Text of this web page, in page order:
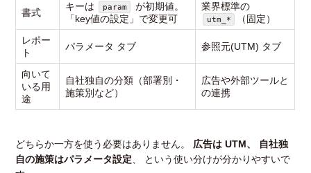
書式
キーは param
が初期値。
「key値の設定」で変更可
業界標準の
utm_*
（固定）
レポー
ト
パラメータ タブ 参照元(UTM) タブ
向いて
いる用
途
自社独自の分類（部署別・
施策別など）
広告や外部ツールと
の連携
どちらか一方を使う必要はありません。 広告は UTM、 自社独
自の施策はパラメータ設定、 という使い分けが分かりやすいで